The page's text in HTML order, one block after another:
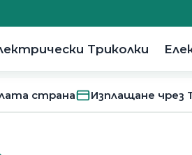
Триколки
страна Изплащане чрез